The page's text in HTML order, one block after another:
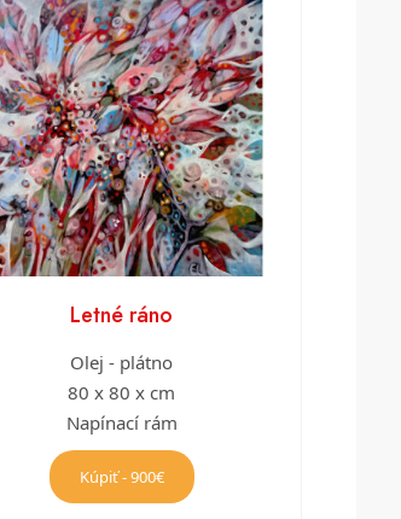
Letné ráno
Olej - plátno
80 x 80 x cm
Napínací rám
Kúpiť - 900€